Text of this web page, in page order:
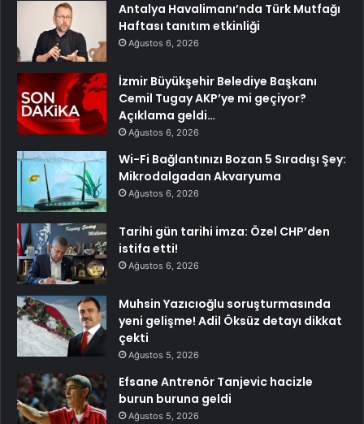
Antalya Havalimanı’nda Türk Mutfağı
Haftası tanıtım etkinliği
Ağustos 6, 2026
İzmir Büyükşehir Belediye Başkanı
Cemil Tugay AKP’ye mi geçiyor?
Açıklama geldi…
Ağustos 6, 2026
Wi-Fi Bağlantınızı Bozan 5 Sıradışı Şey:
Mikrodalgadan Akvaryuma
Ağustos 6, 2026
Tarihi gün tarihi imza: Özel CHP’den
istifa etti!
Ağustos 6, 2026
Muhsin Yazıcıoğlu soruşturmasında
yeni gelişme! Adil Öksüz detayı dikkat
çekti
Ağustos 5, 2026
Efsane Antrenör Tanjevic hacizle
burun buruna geldi
Ağustos 5, 2026